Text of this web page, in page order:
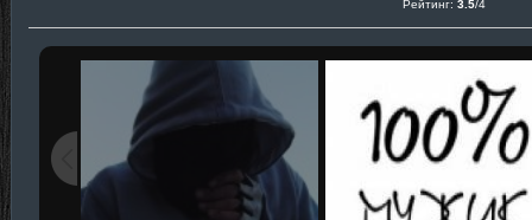
Рейтинг: 3.5/4